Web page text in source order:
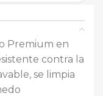
Premium en
contra la
se limpia